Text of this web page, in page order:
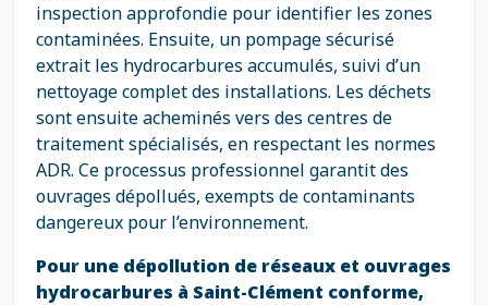
inspection approfondie pour identifier les zones
contaminées. Ensuite, un pompage sécurisé
extrait les hydrocarbures accumulés, suivi d’un
nettoyage complet des installations. Les déchets
sont ensuite acheminés vers des centres de
traitement spécialisés, en respectant les normes
ADR. Ce processus professionnel garantit des
ouvrages dépollués, exempts de contaminants
dangereux pour l’environnement.
Pour une dépollution de réseaux et ouvrages
hydrocarbures à Saint-Clément conforme,